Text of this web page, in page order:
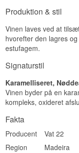
Produktion & stil
Vinen laves ved at
hvorefter den lagres
estufagem.
Signaturstil
Karamelliseret,
Vinen byder på en
kompleks, oxideret
Fakta
Producent
Vat 22
Region
Madeira